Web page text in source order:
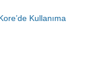
Kullanıma